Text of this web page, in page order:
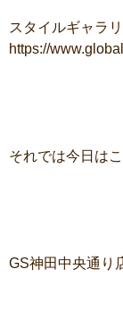
スタイルギャラ
https://
それでは今日は
GS神田中